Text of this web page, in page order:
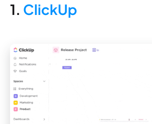
1. ClickUp